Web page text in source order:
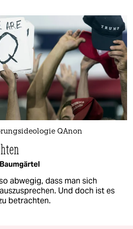
QAnon
abwegig, dass man sich
Und doch ist es
betrachten.